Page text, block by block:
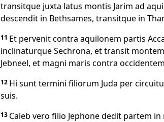
transitque juxta latus montis Jarim ad
descendit in Bethsames, transitque in
11 Et pervenit contra aquilonem partis
inclinaturque Sechrona, et transit
Jebneel, et magni maris contra
12 Hi sunt termini filiorum Juda per
suis.
13 Caleb vero filio Jephone dedit partem